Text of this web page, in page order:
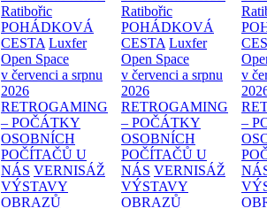
Ratibořic
POHÁDKOVÁ
CESTA Luxfer
Open Space
v červenci a srpnu
2026
RETROGAMING
– POČÁTKY
OSOBNÍCH
POČÍTAČŮ U
NÁS VERNISÁŽ
VÝSTAVY
OBRAZŮ
Ratibořic
POHÁDKOVÁ
CESTA Luxfer
Open Space
v červenci a srpnu
2026
RETROGAMING
– POČÁTKY
OSOBNÍCH
POČÍTAČŮ U
NÁS VERNISÁŽ
VÝSTAVY
OBRAZŮ
v
–